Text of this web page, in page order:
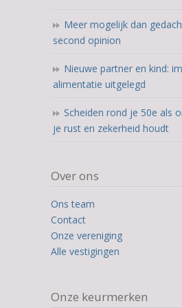
Meer mogelijk dan
second opinion
Nieuwe partner en kind:
alimentatie uitgelegd
Scheiden rond je 50e als
je rust en zekerheid houdt
Over ons
Ons team
Contact
Onze vereniging
Alle vestigingen
Onze keurmerken